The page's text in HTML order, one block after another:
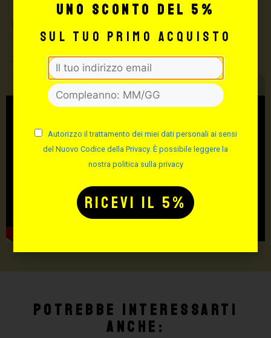
Max Signorello Tattoo
Supply
TUTTO PER IL TUO
TATTOO STUDIO
Potrebbe interessarti
anche:
uno sconto del 5%
sul tuo primo acquisto
Autorizzo il trattamento dei miei dati personali ai sensi
del Nuovo Codice della Privacy. È possibile leggere la
nostra politica sulla privacy